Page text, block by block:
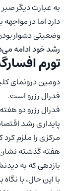
به عبارت دیگر
دارد اما در
وضعیتی دشوار
رشد خود ادامه
تورم
دومین درونمای
فدرال رزرو است.
پایداری رشد
هفته گذشته
بازدهی که به
با این حال، با